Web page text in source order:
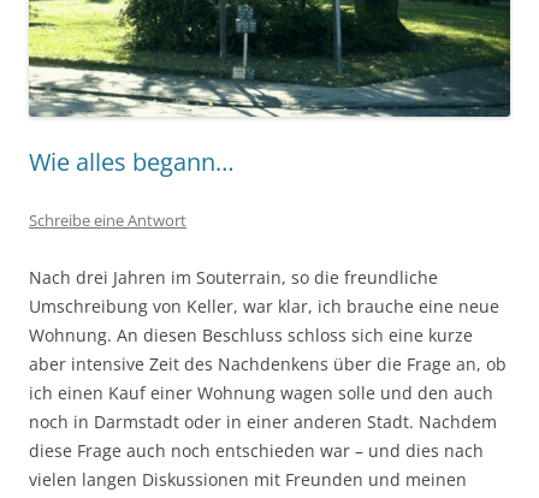
Wie alles begann…
Schreibe eine Antwort
Nach drei Jahren im Souterrain, so die freundliche
Umschreibung von Keller, war klar, ich brauche eine neue
Wohnung. An diesen Beschluss schloss sich eine kurze
aber intensive Zeit des Nachdenkens über die Frage an, ob
ich einen Kauf einer Wohnung wagen solle und den auch
noch in Darmstadt oder in einer anderen Stadt. Nachdem
diese Frage auch noch entschieden war – und dies nach
vielen langen Diskussionen mit Freunden und meinen